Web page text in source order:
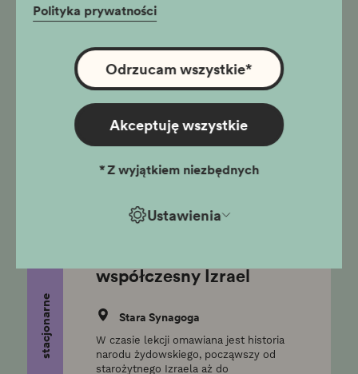
Polityka prywatności
Ustawienia
Odrzucam wszystkie*
Akceptuję wszystkie
*Z wyjątkiem niezbędnych
Judaizm - podstawy
religii narodowej Żydów
Stara Synagoga
Lekcja wprowadza uczniów w świat
monoteistycznej religii narodowej
klasy VII-VIII
stacjonarne
Ziemia obiecana.
współczesny Izrael
Stara Synagoga
W czasie lekcji omawiana jest historia
narodu żydowskiego, począwszy od
starożytnego Izraela aż do